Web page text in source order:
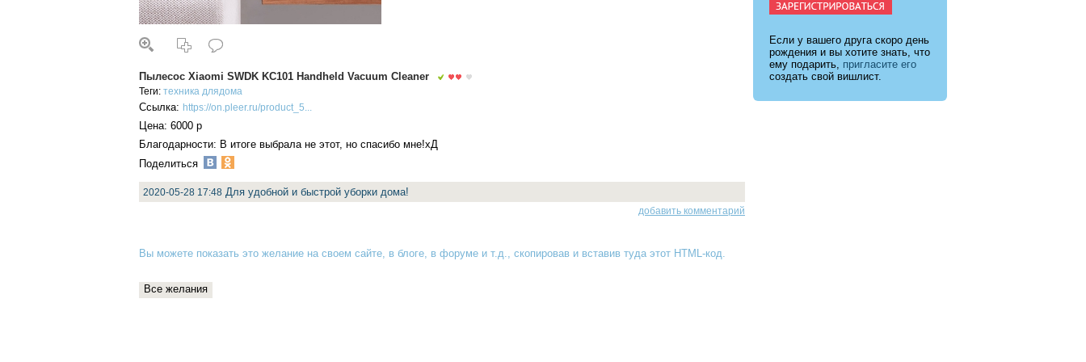
Пылесос Xiaomi SWDK KC101 Handheld Vacuum Cleaner
Теги: техника длядома
Ссылка: https://on.pleer.ru/product_5...
Цена: 6000 р
Благодарности: В итоге выбрала не этот, но спасибо мне!хД
Поделиться
2020-05-28 17:48 Для удобной и быстрой уборки дома!
добавить комментарий
Вы можете показать это желание на своем сайте, в блоге, в форуме и т.д., скопировав и вставив туда этот HTML-код.
Все желания
Если у вашего друга скоро день
рождения и вы хотите знать, что
ему подарить, пригласите его
создать свой вишлист.